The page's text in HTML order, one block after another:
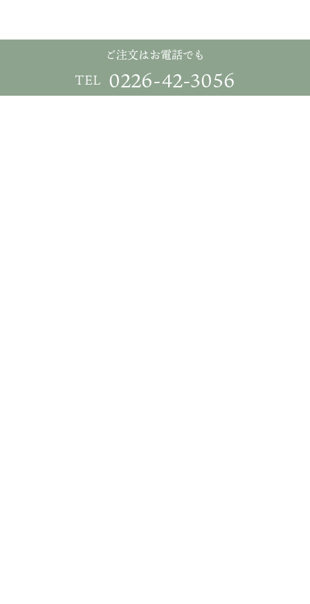
ご注文はお電話でも
TEL 0226-42-3056